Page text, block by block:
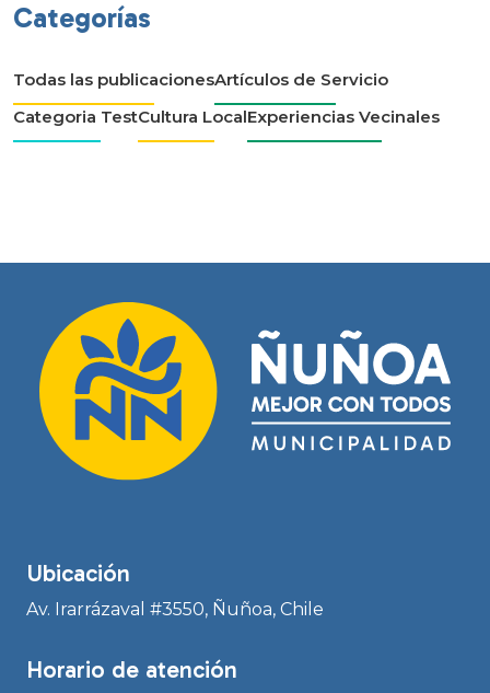
Categorías
Todas las publicacionesArtículos de Servicio
Categoria TestCultura LocalExperiencias Vecinales
Ubicación
Av. Irarrázaval #3550, Ñuñoa, Chile
Horario de atención